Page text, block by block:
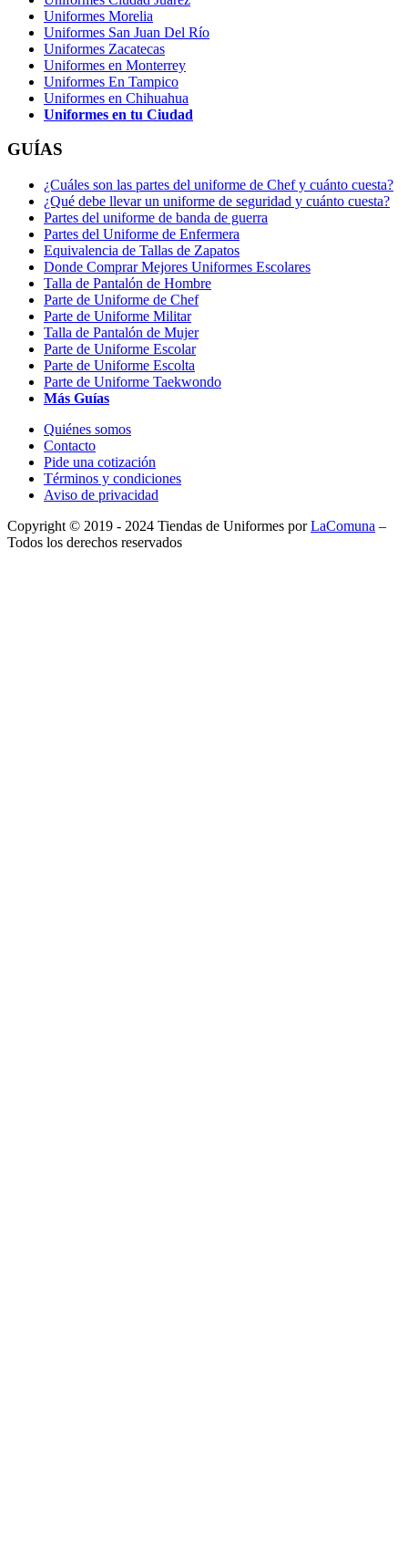
Uniformes Morelia
Uniformes San Juan Del Río
Uniformes Zacatecas
Uniformes en Monterrey
Uniformes En Tampico
Uniformes en Chihuahua
Uniformes en tu Ciudad
GUÍAS
¿Cuáles son las partes del uniforme de Chef y cuánto cuesta?
¿Qué debe llevar un uniforme de seguridad y cuánto cuesta?
Partes del uniforme de banda de guerra
Partes del Uniforme de Enfermera
Equivalencia de Tallas de Zapatos
Donde Comprar Mejores Uniformes Escolares
Talla de Pantalón de Hombre
Parte de Uniforme de Chef
Parte de Uniforme Militar
Talla de Pantalón de Mujer
Parte de Uniforme Escolar
Parte de Uniforme Escolta
Parte de Uniforme Taekwondo
Más Guías
Quiénes somos
Contacto
Pide una cotización
Términos y condiciones
Aviso de privacidad
Copyright © 2019 - 2024 Tiendas de Uniformes porLaComuna –
Todos los derechos reservados